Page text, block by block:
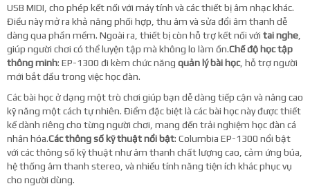
USB MIDI, cho phép kết nối với máy tính và các thiết bị âm nhạc khác.
Điều này mở ra khả năng phối hợp, thu âm và sửa đổi âm thanh dễ
dàng qua phần mềm. Ngoài ra, thiết bị còn hỗ trợ kết nối với tai nghe
giúp người chơi có thể luyện tập mà không lo làm ồn.Chế độ học tập
thông minh: EP-1300 đi kèm chức năng quản lý bài học, hỗ trợ người
mới bắt đầu trong việc học đàn.
Các bài học ở dạng một trò chơi giúp bạn dễ dàng tiếp cận và nâng cao
kỹ năng một cách tự nhiên. Điểm đặc biệt là các bài học này được thiết
kế dành riêng cho từng người chơi, mang đến trải nghiệm học đàn cá
nhân hóa.Các thông số kỹ thuật nổi bật: Columbia EP-1300 nổi bật
với các thông số kỹ thuật như âm thanh chất lượng cao, cảm ứng búa,
hệ thống âm thanh stereo, và nhiều tính năng tiện ích khác phục vụ
cho người dùng.